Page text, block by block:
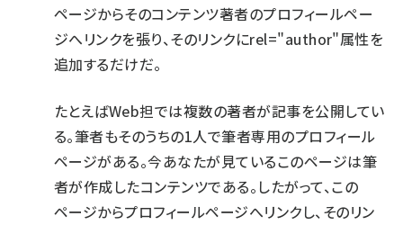
ページからそのコンテンツ著者のプロフィールペー
ジへリンクを張り、そのリンクにrel="author"属性を
追加するだけだ。
たとえばWeb担では複数の著者が記事を公開してい
る。筆者もそのうちの1人で筆者専用のプロフィール
ページがある。今あなたが見ているこのページは筆
者が作成したコンテンツである。したがって、この
ページからプロフィールページへリンクし、そのリン